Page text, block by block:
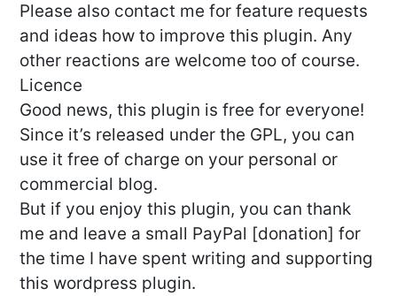
Please also contact me for feature requests
and ideas how to improve this plugin. Any
other reactions are welcome too of course.
Licence
Good news, this plugin is free for everyone!
Since it’s released under the GPL, you can
use it free of charge on your personal or
commercial blog.
But if you enjoy this plugin, you can thank
me and leave a small PayPal [donation] for
the time I have spent writing and supporting
this wordpress plugin.